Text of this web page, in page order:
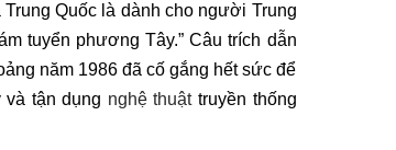
Quốc là dành cho người Trung
tuyển phương Tây.” Câu trích dẫn
năm 1986 đã cố gắng hết sức để
tận dụng nghệ thuậttruyền thống